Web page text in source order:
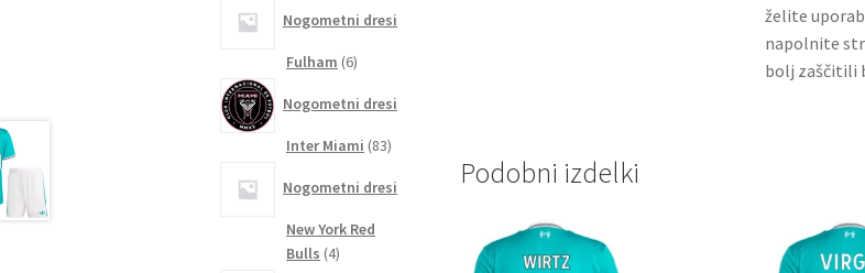
želite
napolnite
bolj zaščitili
Podobni izdelki
Nogometni dresi
Fulham 66
Nogometni dresi
Inter Miami 8383
Nogometni dresi
New York Red
Bulls 44